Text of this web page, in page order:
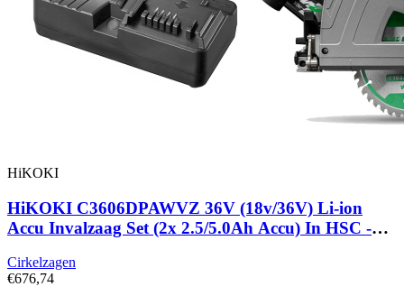
HiKOKI
HiKOKI C3606DPAWVZ 36V (18v/36V) Li-ion
Accu Invalzaag Set (2x 2.5/5.0Ah Accu) In HSC -
Cirkelzagen
€676,74